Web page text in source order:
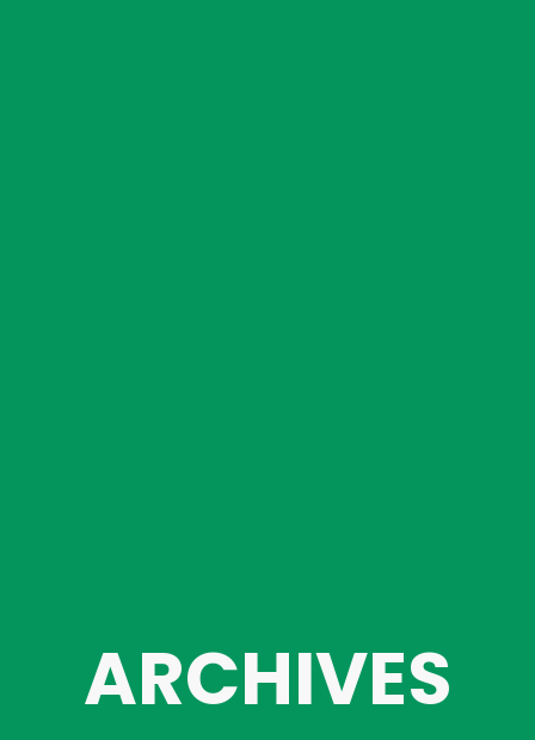
ARCHIVES